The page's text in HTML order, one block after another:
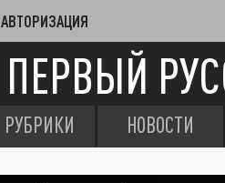
АВТОРИЗАЦИЯ
ПЕРВЫЙ
РУБРИКИ НОВОСТИ